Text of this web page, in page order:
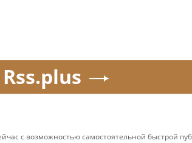
Rss.plus
с возможностью самостоятельной быстрой